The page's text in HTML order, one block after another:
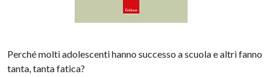
Perché molti adolescenti hanno successo a scuola e altri fanno
tanta, tanta fatica?